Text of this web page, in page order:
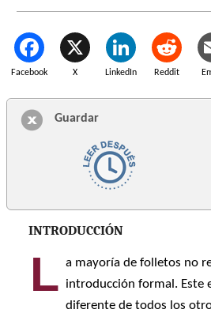
Facebook X LinkedIn Reddit
Guardar
INTRODUCCIÓN
L a mayoría de folletos no
introducción formal. Este
diferente de todos los